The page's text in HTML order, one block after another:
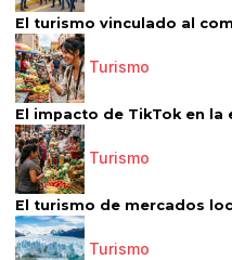
El turismo vinculado al
Turismo
El impacto de TikTok en la
Turismo
El turismo de mercados
Turismo